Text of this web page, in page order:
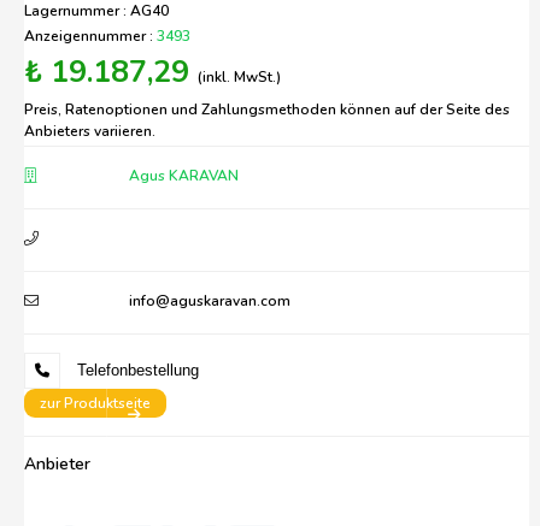
Lagernummer : AG40
Anzeigennummer : 3493
₺ 19.187,29 (inkl. MwSt.)
Preis, Ratenoptionen und Zahlungsmethoden können auf der Seite des
Anbieters variieren.
Agus KARAVAN
info@aguskaravan.com
Telefonbestellung
zur Produktseite
Anbieter